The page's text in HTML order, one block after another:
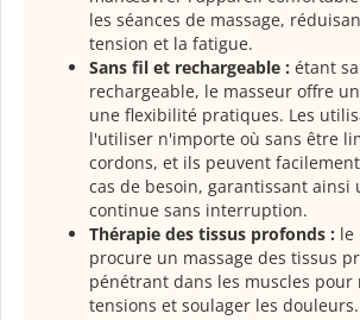
les séances de massage,
tension et la fatigue.
Sans fil et rechargeable : étant
rechargeable, le masseur offre
une flexibilité pratiques. Les
l'utiliser n'importe où sans être
cordons, et ils peuvent
cas de besoin, garantissant ainsi
continue sans interruption.
Thérapie des tissus profonds : le
procure un massage des tissus
pénétrant dans les muscles pour
tensions et soulager les